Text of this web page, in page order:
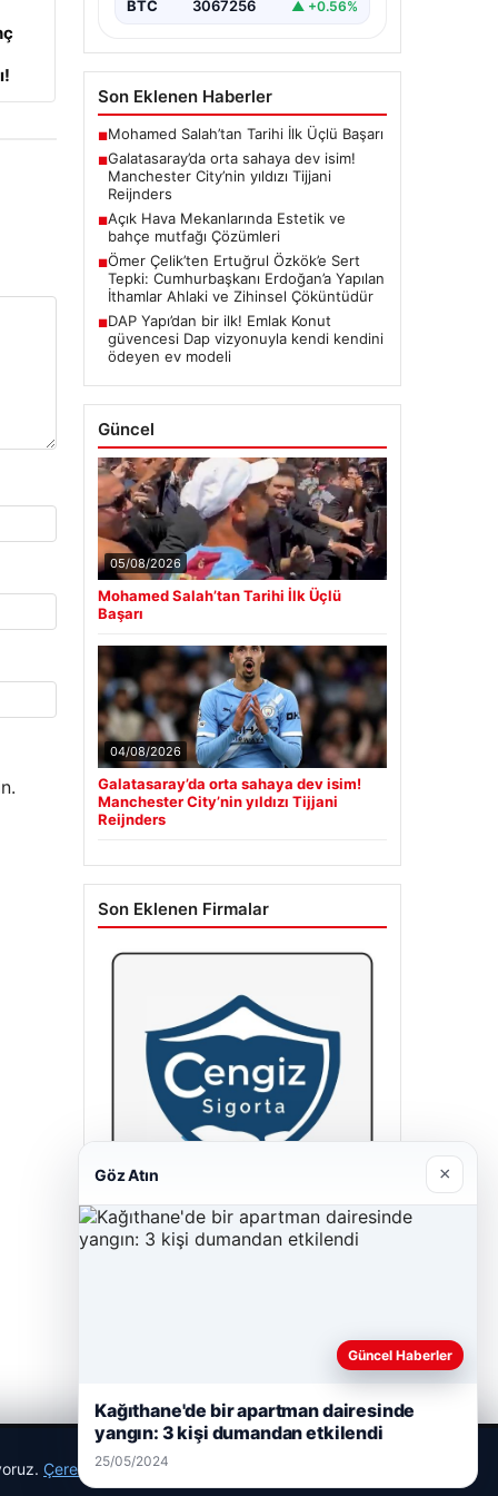
BTC 3067256 ▲ +0.56%
Son Eklenen Haberler
■Mohamed Salah’tan Tarihi İlk Üçlü Başarı
■Galatasaray’da orta sahaya dev isim!
Manchester City’nin yıldızı Tijjani
Reijnders
■Açık Hava Mekanlarında Estetik ve
bahçe mutfağı Çözümleri
■Ömer Çelik’ten Ertuğrul Özkök’e Sert
Tepki: Cumhurbaşkanı Erdoğan’a Yapılan
İthamlar Ahlaki ve Zihinsel Çöküntüdür
■DAP Yapı’dan bir ilk! Emlak Konut
güvencesi Dap vizyonuyla kendi kendini
ödeyen ev modeli
Güncel
05/08/2026
Mohamed Salah’tan Tarihi İlk Üçlü
Başarı
04/08/2026
Galatasaray’da orta sahaya dev isim!
Manchester City’nin yıldızı Tijjani
Reijnders
Son Eklenen Firmalar
Cengiz Sigorta
Çerez Politikamız
Göz Atın ×
Güncel Haberler
Kağıthane'de bir apartman dairesinde
yangın: 3 kişi dumandan etkilendi
25/05/2024